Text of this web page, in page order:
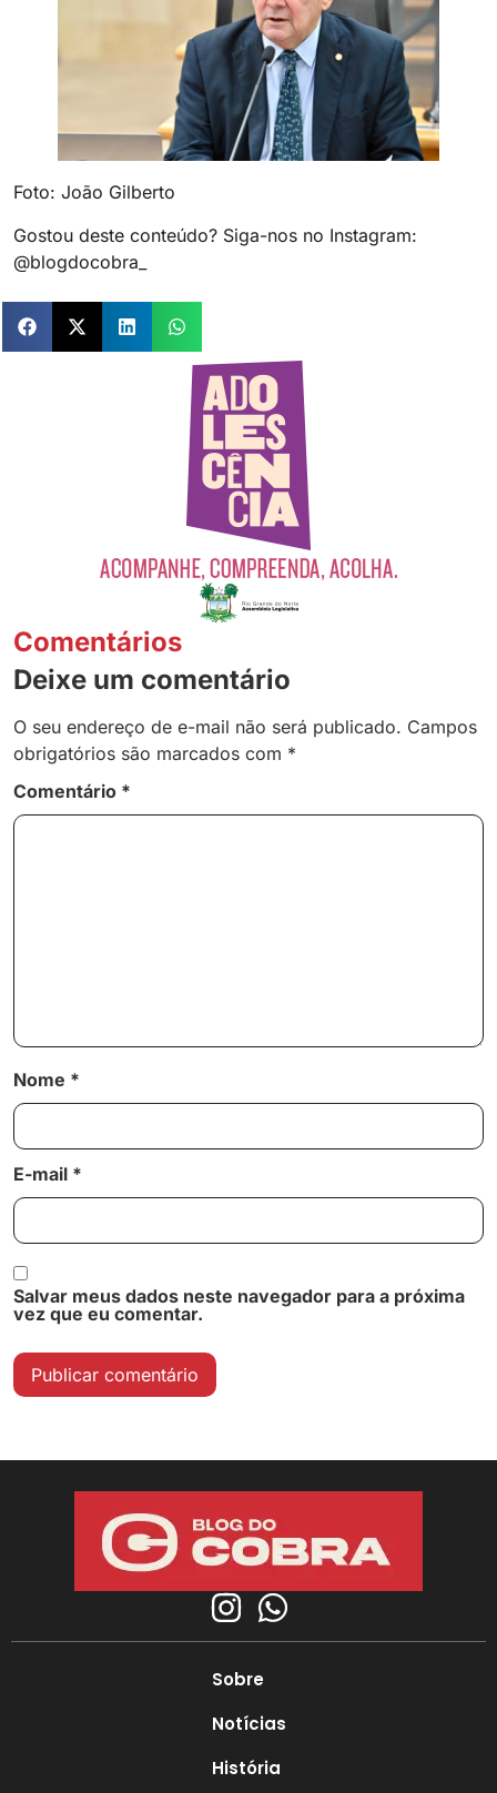
Foto: João Gilberto
Gostou deste conteúdo? Siga-nos no Instagram:
@blogdocobra_
Comentários
Deixe um comentário
O seu endereço de e-mail não será publicado. Campos
obrigatórios são marcados com *
Comentário *
Nome *
E-mail *
Salvar meus dados neste navegador para a próxima
vez que eu comentar.
Sobre
Notícias
História